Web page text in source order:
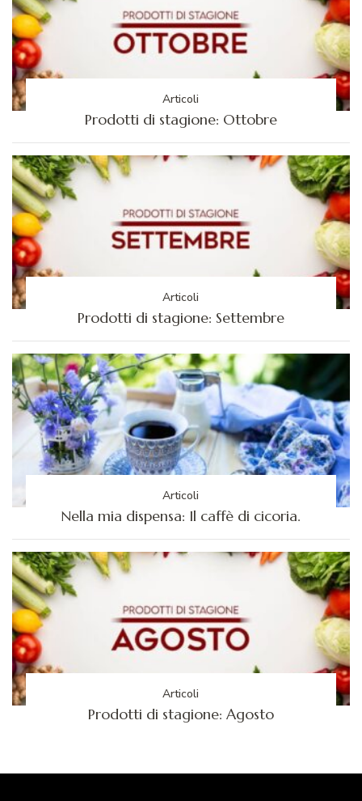
Articoli
Prodotti di stagione: Ottobre
Articoli
Prodotti di stagione: Settembre
Articoli
Nella mia dispensa: Il caffè di cicoria.
Articoli
Prodotti di stagione: Agosto